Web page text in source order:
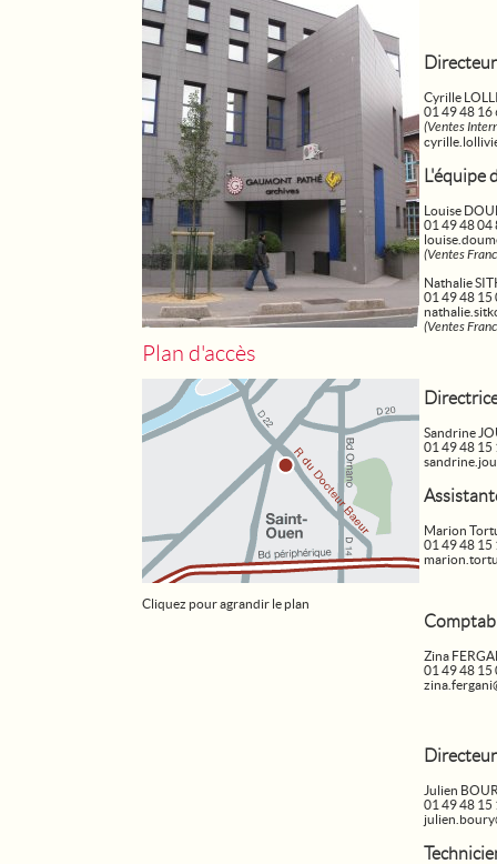
Plan d'accès
Cliquez pour agrandir le plan
Cyrille
01 49 48 16
(Ventes
L'équipe
Louise
01 49 48 04
(Ventes
Nathalie
01 49 48 15
(Ventes
Sandrine
01 49 48 15
Marion
01 49 48 15
Zina
01 49 48 15
Julien
01 49 48 15